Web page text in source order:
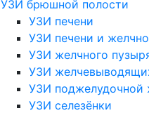
УЗИ брюшной полости
УЗИ печени
УЗИ печени и
УЗИ желчного
УЗИ
УЗИ поджелудочной
УЗИ селезёнки